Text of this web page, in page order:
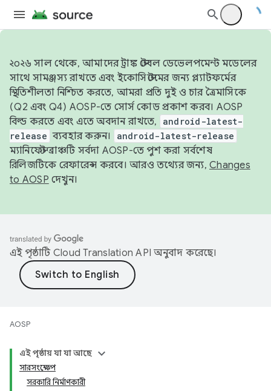
২০২৬ সাল থেকে, আমাদের ট্রাঙ্ক স্টেবল ডেভেলপমেন্ট মডেলের
সাথে সামঞ্জস্য রাখতে এবং ইকোসিস্টেমের জন্য প্ল্যাটফর্মের
স্থিতিশীলতা নিশ্চিত করতে, আমরা প্রতি দুই ও চার ত্রৈমাসিকে
(Q2 এবং Q4) AOSP-তে সোর্স কোড প্রকাশ করব। AOSP
বিল্ড করতে এবং এতে অবদান রাখতে,
android-latest-
release ব্যবহার করুন। android-latest-release
ম্যানিফেস্ট ব্রাঞ্চটি সর্বদা AOSP-তে পুশ করা সর্বশেষ
রিলিজটিকে রেফারেন্স করবে। আরও তথ্যের জন্য, Changes
to AOSP দেখুন।
এই পৃষ্ঠাটি Cloud Translation API অনুবাদ করেছে।
AOSP
এই পৃষ্ঠায় যা যা আছে
সারসংক্ষেপ
সরকারি নির্মাণকারী